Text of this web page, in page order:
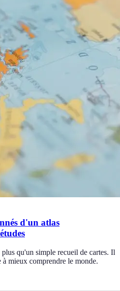
d'un atlas
qu'un simple recueil de cartes. Il
mieux comprendre le monde.